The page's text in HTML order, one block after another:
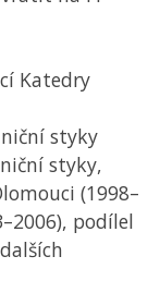
Katedry
styky
styky,
(1998–
podílel